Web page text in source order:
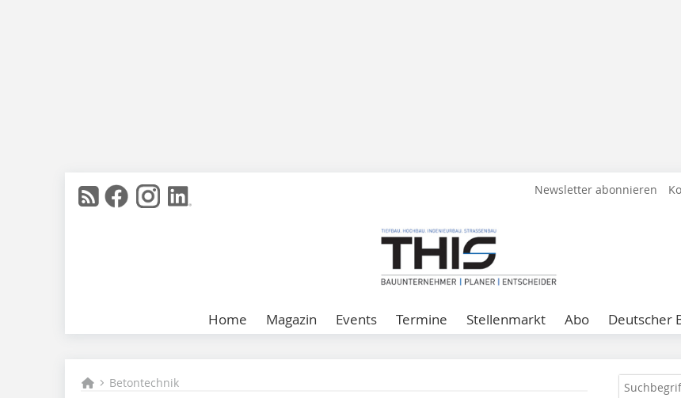
Newsletter abonnieren
Home Magazin Events Termine Stellenmarkt Abo Deutscher
Betontechnik